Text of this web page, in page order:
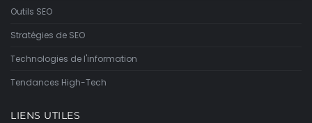
Outils SEO
Stratégies de SEO
Technologies de l'information
Tendances High-Tech
LIENS UTILES